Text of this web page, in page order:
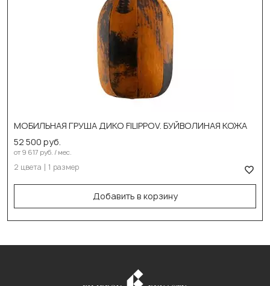
МОБИЛЬНАЯ ГРУША ДИКО FILIPPOV. БУЙВОЛИНАЯ КОЖА
52 500 руб.
от 9 617 руб. / мес.
2 цвета 1 размер
Добавить в корзину
DIKO черн. серый
Выберите размер:
60см/30см/20кг
В корзину